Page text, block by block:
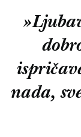
nada,